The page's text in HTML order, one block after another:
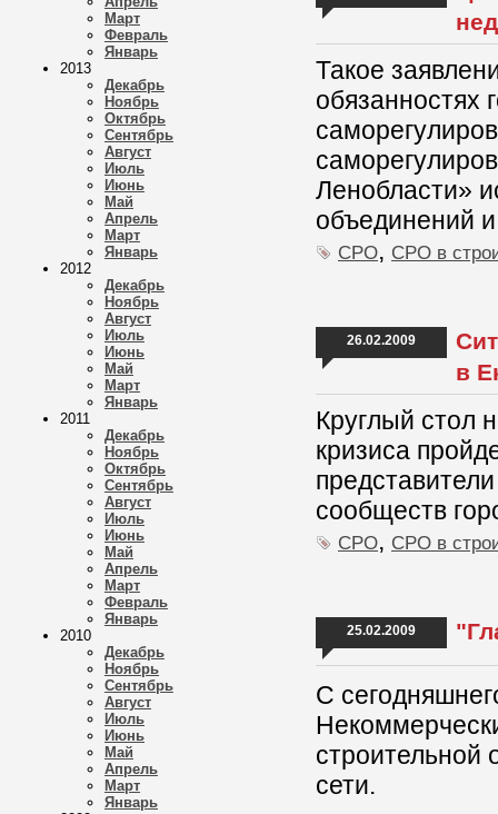
Март
Февраль
Январь
2013
Декабрь
Ноябрь
Октябрь
Сентябрь
Август
Июль
Июнь
Май
Апрель
Март
Январь
2012
Декабрь
Ноябрь
Август
Июль
Июнь
Май
Март
Январь
2011
Декабрь
Ноябрь
Октябрь
Сентябрь
Август
Июль
Июнь
Май
Апрель
Март
Февраль
Январь
2010
Декабрь
Ноябрь
Сентябрь
Август
Июль
Июнь
Май
Апрель
Март
Январь
Такое
обязанностях
Ленобласти»
объединений
СРО, СРО в
26.02.2009
в
Круглый стол
кризиса
сообществ
СРО, СРО в
25.02.2009
С
строительной
сети.